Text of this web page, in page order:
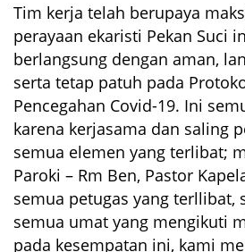
Tim kerja telah berupaya
perayaan ekaristi Pekan Suci
berlangsung dengan aman,
serta tetap patuh pada
Pencegahan Covid-19. Ini
karena kerjasama dan saling
semua elemen yang terlibat;
Paroki – Rm Ben, Pastor
semua petugas yang terllibat,
semua umat yang mengikuti
pada kesempatan ini, kami